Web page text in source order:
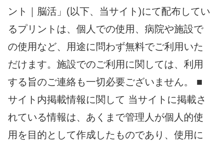
ント｜脳活」(以下、当サイト)にて配布してい
るプリントは、個人での使用、病院や施設で
の使用など、用途に問わず無料でご利用いた
だけます。施設でのご利用に関しては、利用
する旨のご連絡も一切必要ございません。 ■
サイト内掲載情報に関して 当サイトに掲載さ
れている情報は、あくまで管理人が個人的使
用を目的として作成したものであり、使用に